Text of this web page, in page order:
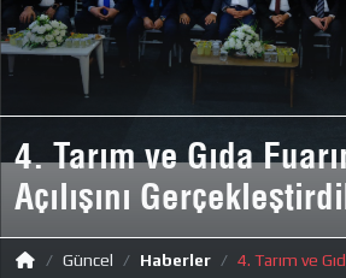
4. Tarım ve Gıda
Açılışını
Güncel Haberler 4. Tarım ve Gıda